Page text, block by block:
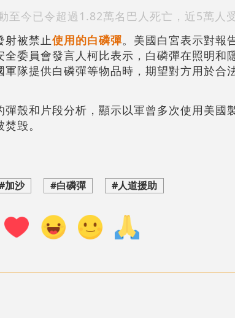
至今已令超過1.82萬名巴人死亡，近5萬人受
射被禁止使用的白磷彈。美國白宮表示對報
委員會發言人柯比表示，白磷彈在照明和
隊提供白磷彈等物品時，期望對方用於合
殼和片段分析，顯示以軍曾多次使用美國
毁。
加沙 #白磷彈 #人道援助